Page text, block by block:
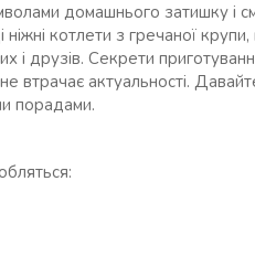
домашнього затишку і
котлети з гречаної
і друзів. Секрети
втрачає актуальності.
порадами.